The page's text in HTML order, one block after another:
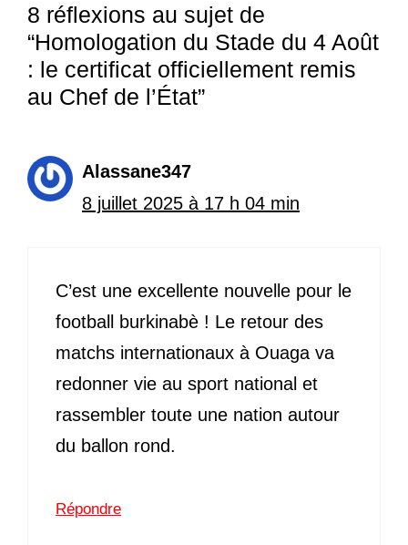
8 réflexions au sujet de
“Homologation du Stade du 4 Août
: le certificat officiellement remis
au Chef de l’État”
Alassane347
8 juillet 2025 à 17 h 04 min
C’est une excellente nouvelle pour le
football burkinabè ! Le retour des
matchs internationaux à Ouaga va
redonner vie au sport national et
rassembler toute une nation autour
du ballon rond.
Répondre